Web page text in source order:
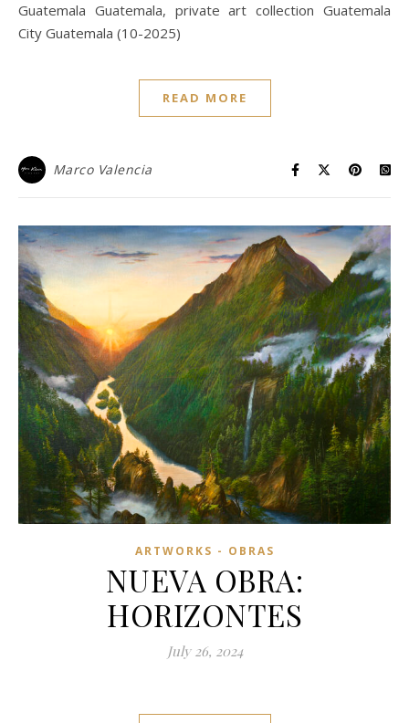
Guatemala Guatemala, private art collection Guatemala
City Guatemala (10-2025)
READ MORE
Marco Valencia
ARTWORKS - OBRAS
NUEVA OBRA:
HORIZONTES
July 26, 2024